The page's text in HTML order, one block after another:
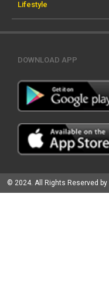
Lifestyle
DOWNLOAD APP
© 2024. All Rights Reserved by